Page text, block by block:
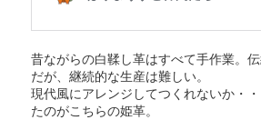
昔ながらの白鞣し革はすべて手作業。
だが、継続的な生産は難しい。
現代風にアレンジしてつくれないか・
たのがこちらの姫革。